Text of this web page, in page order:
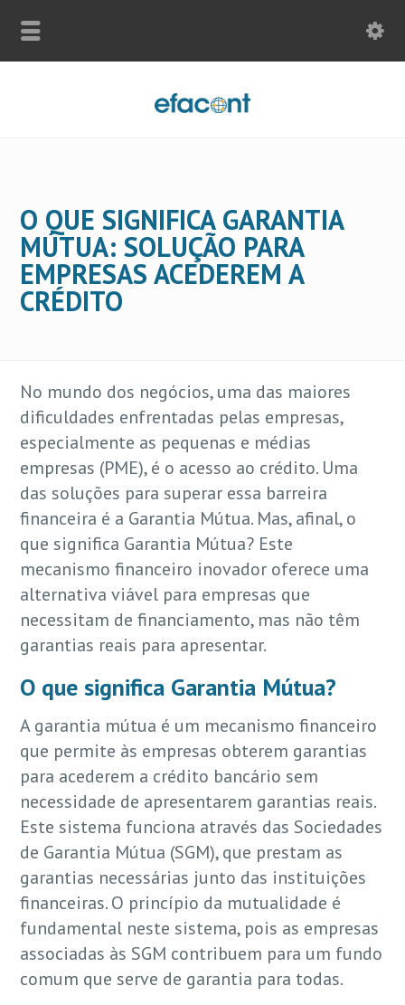
O QUE SIGNIFICA GARANTIA
MÚTUA: SOLUÇÃO PARA
EMPRESAS ACEDEREM A
CRÉDITO
No mundo dos negócios, uma das maiores
dificuldades enfrentadas pelas empresas,
especialmente as pequenas e médias
empresas (PME), é o acesso ao crédito. Uma
das soluções para superar essa barreira
financeira é a Garantia Mútua. Mas, afinal, o
que significa Garantia Mútua? Este
mecanismo financeiro inovador oferece uma
alternativa viável para empresas que
necessitam de financiamento, mas não têm
garantias reais para apresentar.
O que significa Garantia Mútua?
A garantia mútua é um mecanismo financeiro
que permite às empresas obterem garantias
para acederem a crédito bancário sem
necessidade de apresentarem garantias reais.
Este sistema funciona através das Sociedades
de Garantia Mútua (SGM), que prestam as
garantias necessárias junto das instituições
financeiras. O princípio da mutualidade é
fundamental neste sistema, pois as empresas
associadas às SGM contribuem para um fundo
comum que serve de garantia para todas.